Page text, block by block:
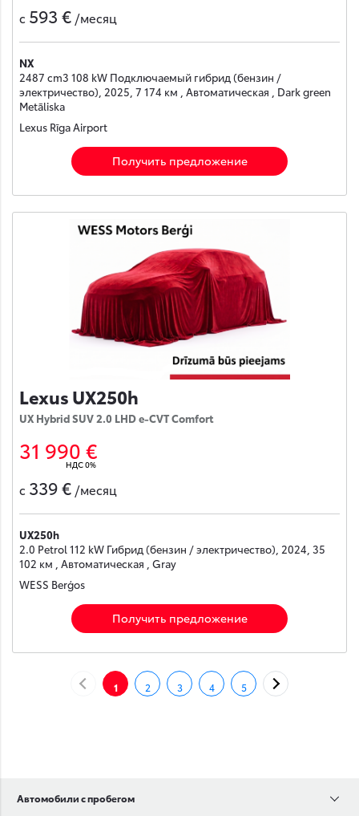
с 593 € /месяц
NX
2487 cm3 108 kW Подключаемый гибрид (бензин /
электричество), 2025, 7 174 км , Автоматическая , Dark green
Metāliska
Lexus Rīga Airport
Получить предложение
Lexus UX250h
UX Hybrid SUV 2.0 LHD e-CVT Comfort
31 990 €
НДС 0%
с 339 € /месяц
UX250h
2.0 Petrol 112 kW Гибрид (бензин / электричество), 2024, 35
102 км , Автоматическая , Gray
WESS Berģos
Получить предложение
НАЗАД ДАЛЕЕ
1 2 3 4 5
Автомобили с пробегом